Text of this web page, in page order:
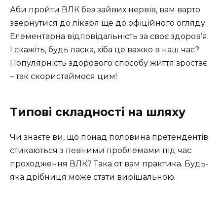
Аби пройти ВЛК без зайвих нервів, вам варто
звернутися до лікаря ще до офіційного огляду.
Елементарна відповідальність за своє здоров’я.
І скажіть, будь ласка, хіба це важко в наш час?
Популярність здорового способу життя зростає
– так скористаймося цим!
Типові складності на шляху
Чи знаєте ви, що понад половина претендентів
стикаються з певними проблемами під час
проходження ВЛК? Така от вам практика. Будь-
яка дрібниця може стати вирішальною.